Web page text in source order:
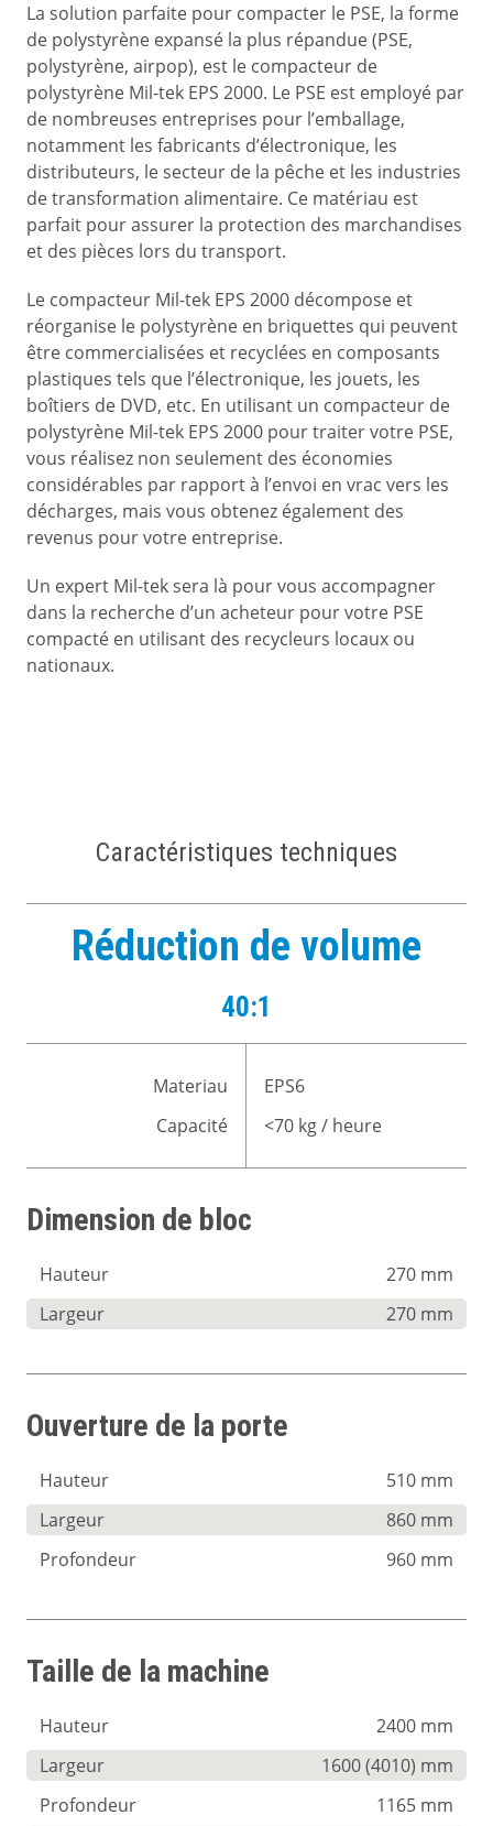
La solution parfaite pour compacter le PSE, la forme
de polystyrène expansé la plus répandue (PSE,
polystyrène, airpop), est le compacteur de
polystyrène Mil-tek EPS 2000. Le PSE est employé par
de nombreuses entreprises pour l’emballage,
notamment les fabricants d’électronique, les
distributeurs, le secteur de la pêche et les industries
de transformation alimentaire. Ce matériau est
parfait pour assurer la protection des marchandises
et des pièces lors du transport.
Le compacteur Mil-tek EPS 2000 décompose et
réorganise le polystyrène en briquettes qui peuvent
être commercialisées et recyclées en composants
plastiques tels que l’électronique, les jouets, les
boîtiers de DVD, etc. En utilisant un compacteur de
polystyrène Mil-tek EPS 2000 pour traiter votre PSE,
vous réalisez non seulement des économies
considérables par rapport à l’envoi en vrac vers les
décharges, mais vous obtenez également des
revenus pour votre entreprise.
Un expert Mil-tek sera là pour vous accompagner
dans la recherche d’un acheteur pour votre PSE
compacté en utilisant des recycleurs locaux ou
nationaux.
Caractéristiques techniques
Réduction de volume
40:1
Materiau
Capacité
EPS6
<70 kg / heure
Dimension de bloc
Hauteur
270 mm
Largeur
270 mm
Ouverture de la porte
Hauteur
510 mm
Largeur
860 mm
Profondeur
960 mm
Taille de la machine
Hauteur
2400 mm
Largeur
1600 (4010) mm
Profondeur
1165 mm